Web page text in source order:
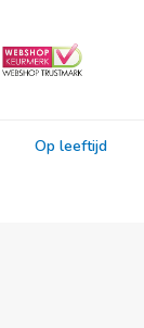
Op leeftijd